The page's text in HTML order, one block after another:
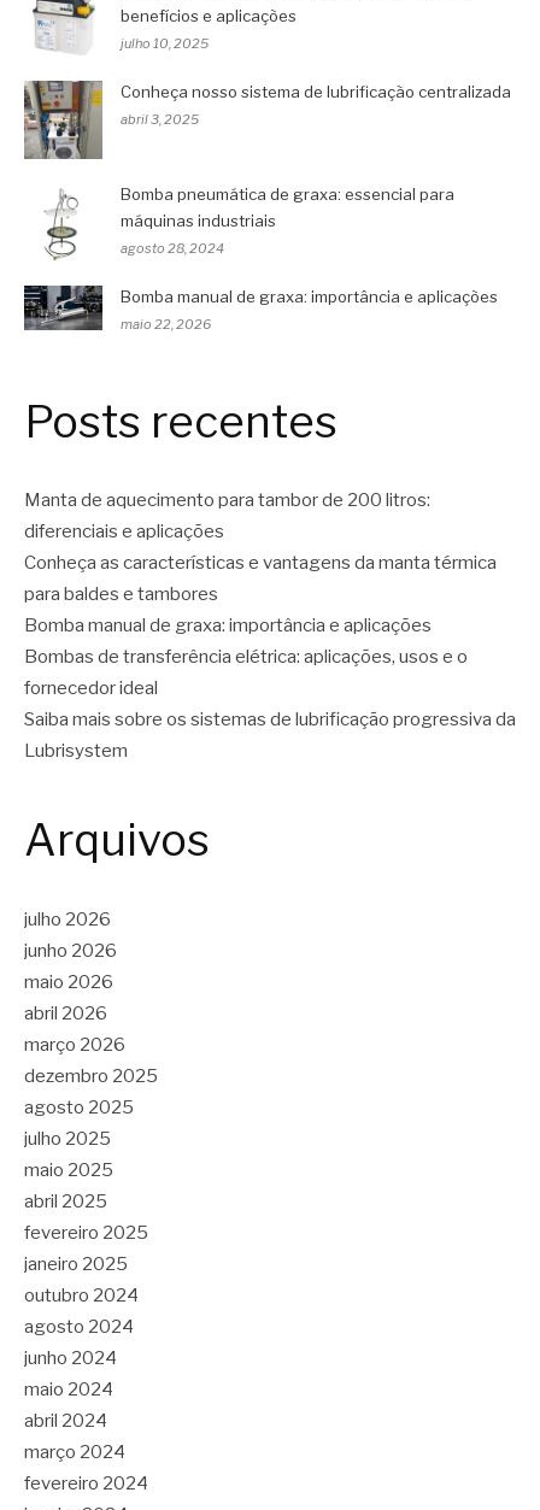
benefícios e aplicações
julho 10, 2025
Conheça nosso sistema de lubrificação centralizada
abril 3, 2025
Bomba pneumática de graxa: essencial para
máquinas industriais
agosto 28, 2024
Bomba manual de graxa: importância e aplicações
maio 22, 2026
Posts recentes
Manta de aquecimento para tambor de 200 litros:
diferenciais e aplicações
Conheça as características e vantagens da manta térmica
para baldes e tambores
Bomba manual de graxa: importância e aplicações
Bombas de transferência elétrica: aplicações, usos e o
fornecedor ideal
Saiba mais sobre os sistemas de lubrificação progressiva da
Lubrisystem
Arquivos
julho 2026
junho 2026
maio 2026
abril 2026
março 2026
dezembro 2025
agosto 2025
julho 2025
maio 2025
abril 2025
fevereiro 2025
janeiro 2025
outubro 2024
agosto 2024
junho 2024
maio 2024
abril 2024
março 2024
fevereiro 2024